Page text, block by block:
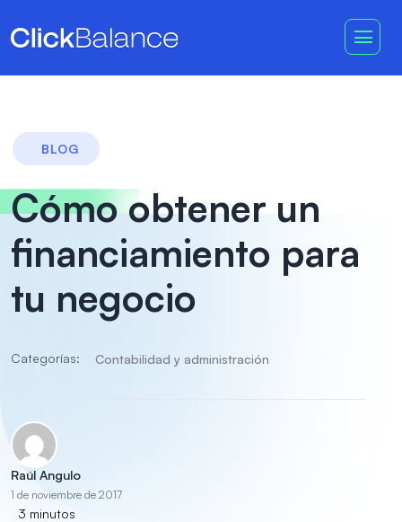
BLOG
Cómo obtener un
financiamiento para
tu negocio
Categorías: Contabilidad y administración
Raúl Angulo
1 de noviembre de 2017
3 minutos